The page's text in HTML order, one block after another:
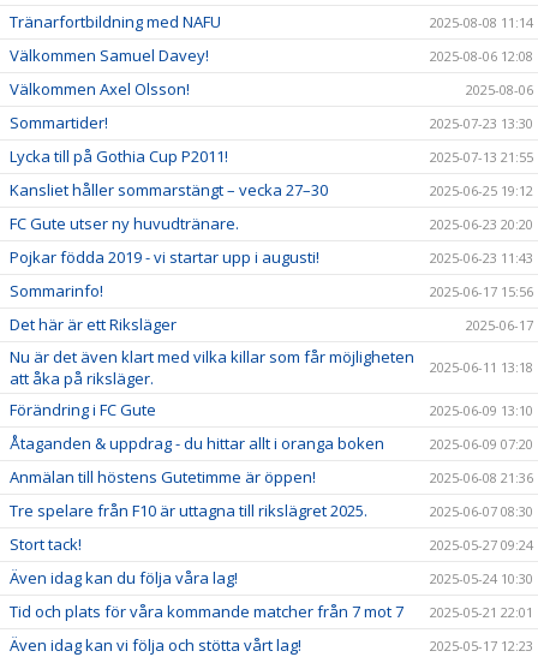
Tränarfortbildning med NAFU 2025-08-08 11:14
Välkommen Samuel Davey! 2025-08-06 12:08
Välkommen Axel Olsson! 2025-08-06
Sommartider! 2025-07-23 13:30
Lycka till på Gothia Cup P2011! 2025-07-13 21:55
Kansliet håller sommarstängt – vecka 27–30 2025-06-25 19:12
FC Gute utser ny huvudtränare. 2025-06-23 20:20
Pojkar födda 2019 - vi startar upp i augusti! 2025-06-23 11:43
Sommarinfo! 2025-06-17 15:56
Det här är ett Riksläger 2025-06-17
Nu är det även klart med vilka killar som får möjligheten
att åka på riksläger.
2025-06-11 13:18
Förändring i FC Gute 2025-06-09 13:10
Åtaganden & uppdrag - du hittar allt i oranga boken 2025-06-09 07:20
Anmälan till höstens Gutetimme är öppen! 2025-06-08 21:36
Tre spelare från F10 är uttagna till rikslägret 2025. 2025-06-07 08:30
Stort tack! 2025-05-27 09:24
Även idag kan du följa våra lag! 2025-05-24 10:30
Tid och plats för våra kommande matcher från 7 mot 7 2025-05-21 22:01
Även idag kan vi följa och stötta vårt lag! 2025-05-17 12:23